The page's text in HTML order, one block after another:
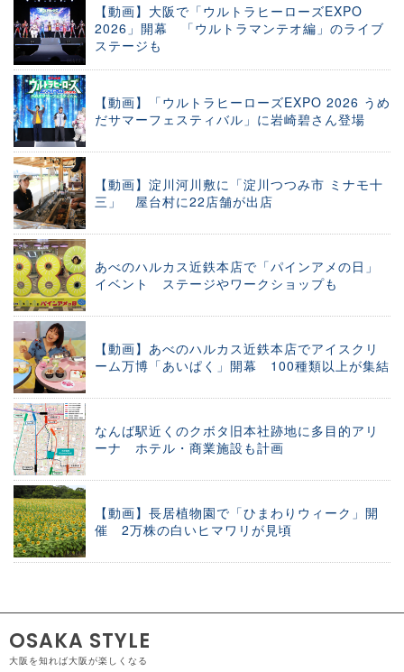
【動画】大阪で「ウルトラヒーローズEXPO
2026」開幕 「ウルトラマンテオ編」のライブ
ステージも
【動画】「ウルトラヒーローズEXPO 2026 うめ
だサマーフェスティバル」に岩崎碧さん登場
【動画】淀川河川敷に「淀川つつみ市 ミナモ十
三」 屋台村に22店舗が出店
あべのハルカス近鉄本店で「パインアメの日」
イベント ステージやワークショップも
【動画】あべのハルカス近鉄本店でアイスクリ
ーム万博「あいぱく」開幕 100種類以上が集結
なんば駅近くのクボタ旧本社跡地に多目的アリ
ーナ ホテル・商業施設も計画
【動画】長居植物園で「ひまわりウィーク」開
催 2万株の白いヒマワリが見頃
OSAKA STYLE
大阪を知れば大阪が楽しくなる